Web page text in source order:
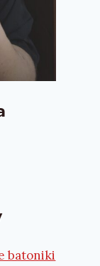
batoniki